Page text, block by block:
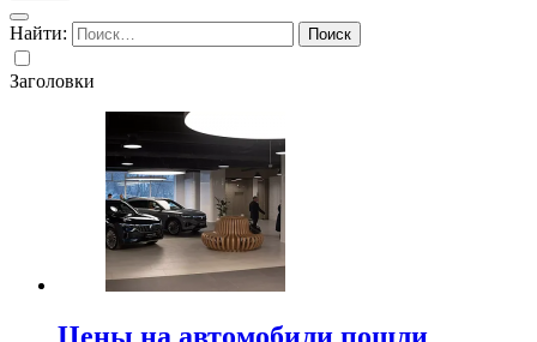
Найти:
Заголовки